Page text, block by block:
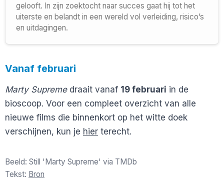
gelooft. In zijn zoektocht naar succes gaat hij tot het
uiterste en belandt in een wereld vol verleiding, risico’s
en uitdagingen.
Vanaf februari
Marty Supremedraait vanaf 19 februari in de
bioscoop. Voor een compleet overzicht van alle
nieuwe films die binnenkort op het witte doek
verschijnen, kun je hier terecht.
Beeld: Still 'Marty Supreme' via TMDb
Tekst: Bron